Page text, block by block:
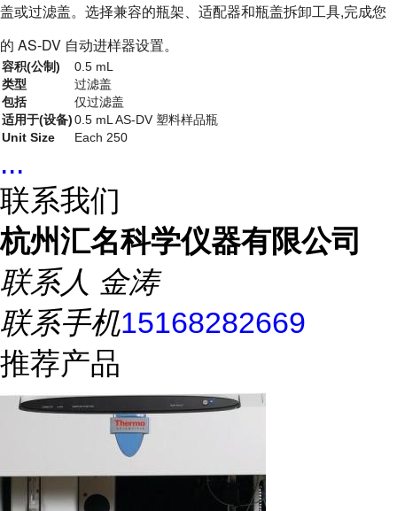
盖或过滤盖。选择兼容的瓶架、适配器和瓶盖拆卸工具,完成您
的 AS-DV 自动进样器设置。
容积(公制)
0.5 mL
类型
过滤盖
包括
仅过滤盖
适用于(设备)0.5 mL AS-DV 塑料样品瓶
Unit Size
Each 250
...
联系我们
杭州汇名科学仪器有限公司
联系人 金涛
联系手机15168282669
推荐产品